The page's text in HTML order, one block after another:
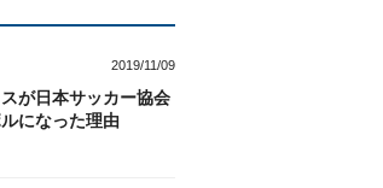
2019/11/09
が日本サッカー協会
になった理由